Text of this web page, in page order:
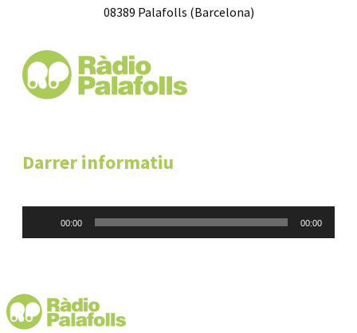
08389 Palafolls (Barcelona)
Darrer informatiu
00:00 00:00